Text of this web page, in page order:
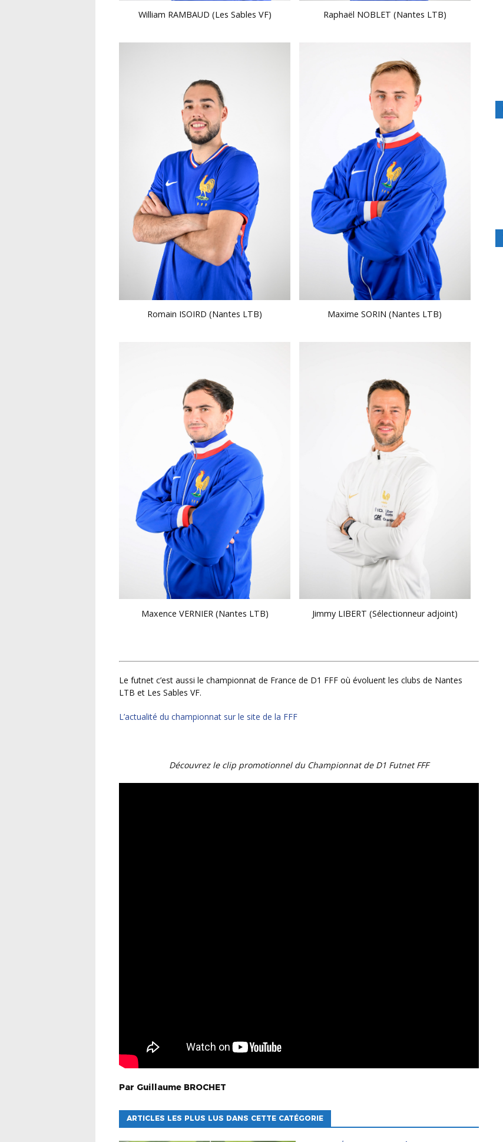
William RAMBAUD (Les Sables VF) Raphaël NOBLET (Nantes LTB)
Romain ISOIRD (Nantes LTB) Maxime SORIN (Nantes LTB)
Maxence VERNIER (Nantes LTB) Jimmy LIBERT (Sélectionneur adjoint)
Le futnet c’est aussi le championnat de France de D1 FFF où évoluent les clubs de Nantes
LTB et Les Sables VF.
L’actualité du championnat sur le site de la FFF
Découvrez le clip promotionnel du Championnat de D1 Futnet FFF
Par Guillaume BROCHET
ARTICLES LES PLUS LUS DANS CETTE CATÉGORIE